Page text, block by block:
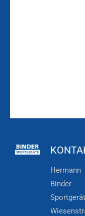
Hermann
Binder